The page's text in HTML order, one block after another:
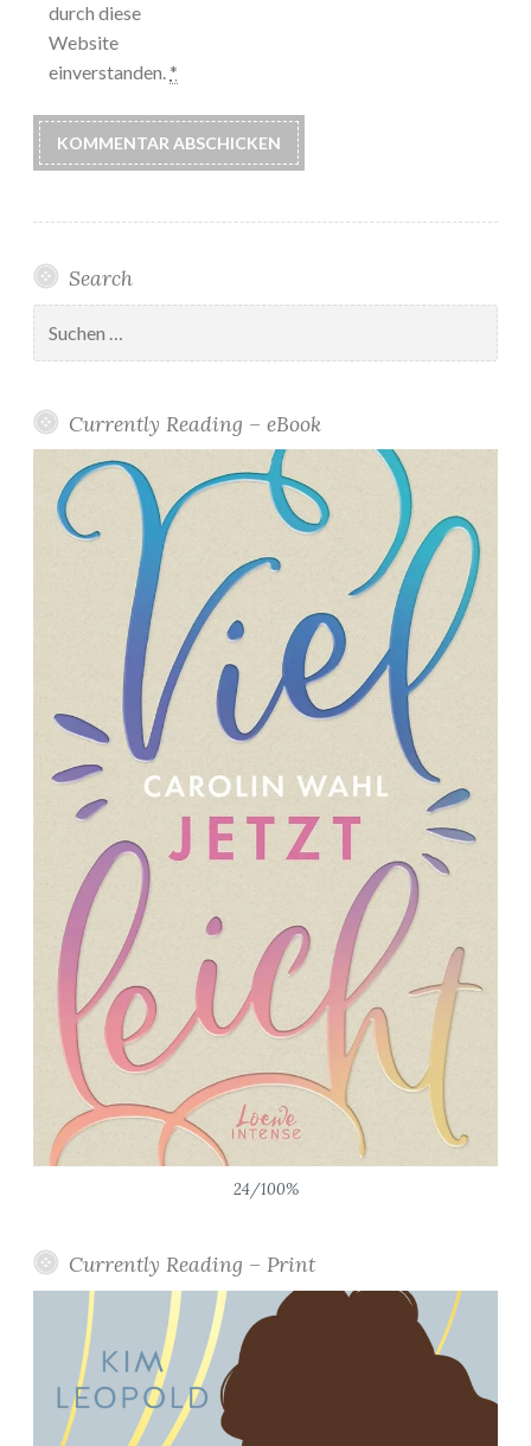
durch diese
Website
einverstanden. *
Search
nach:
Currently Reading – eBook
24/100%
Currently Reading – Print